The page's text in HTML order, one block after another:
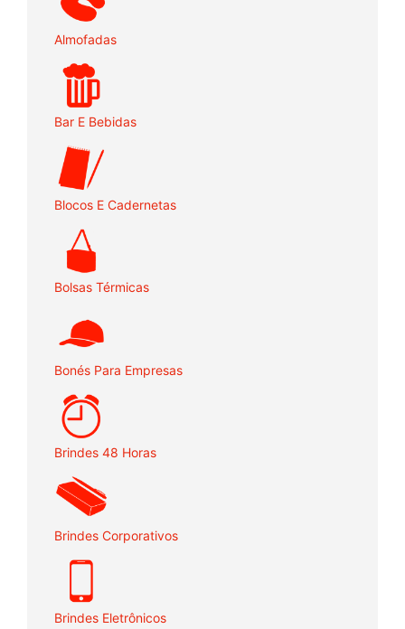
Almofadas
Bar E Bebidas
Blocos E Cadernetas
Bolsas Térmicas
Bonés Para Empresas
Brindes 48 Horas
Brindes Corporativos
Brindes Eletrônicos